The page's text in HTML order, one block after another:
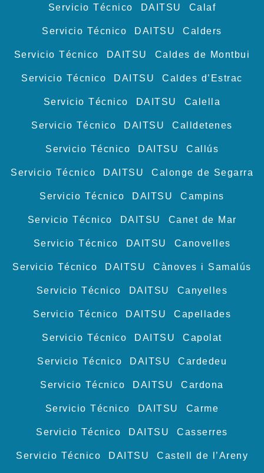
Servicio Técnico DAITSU Calaf
Servicio Técnico DAITSU Calders
Servicio Técnico DAITSU Caldes de Montbui
Servicio Técnico DAITSU Caldes d’Estrac
Servicio Técnico DAITSU Calella
Servicio Técnico DAITSU Calldetenes
Servicio Técnico DAITSU Callús
Servicio Técnico DAITSU Calonge de Segarra
Servicio Técnico DAITSU Campins
Servicio Técnico DAITSU Canet de Mar
Servicio Técnico DAITSU Canovelles
Servicio Técnico DAITSU Cànoves i Samalús
Servicio Técnico DAITSU Canyelles
Servicio Técnico DAITSU Capellades
Servicio Técnico DAITSU Capolat
Servicio Técnico DAITSU Cardedeu
Servicio Técnico DAITSU Cardona
Servicio Técnico DAITSU Carme
Servicio Técnico DAITSU Casserres
Servicio Técnico DAITSU Castell de l’Areny